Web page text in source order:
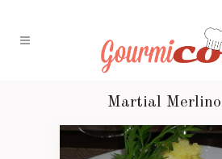
Martial